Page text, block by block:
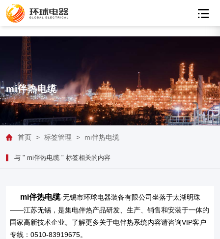
mi伴热电缆
首页 > 标签管理 > mi伴热电缆
与 " mi伴热电缆 " 标签相关的内容
mi伴热电缆-无锡市环球电器装备有限公司坐落于太湖明珠
——江苏无锡，是集电伴热产品研发、生产、销售和安装于一体的
国家高新技术企业。了解更多关于电伴热系统内容请咨询VIP客户
专线：0510-83919675。